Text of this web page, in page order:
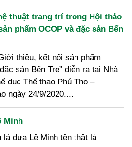
thuật trang trí trong Hội thảo
phẩm OCOP và đặc sản Bến
thiệu, kết nối sản phẩm
sản Bến Tre” diễn ra tại Nhà
dục Thể thao Phú Thọ –
ngày 24/9/2020....
Minh
lá dừa Lê Minh tên thật là